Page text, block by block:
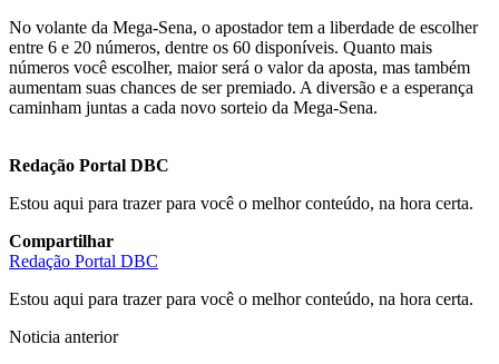
No volante da Mega-Sena, o apostador tem a liberdade de escolher
entre 6 e 20 números, dentre os 60 disponíveis. Quanto mais
números você escolher, maior será o valor da aposta, mas também
aumentam suas chances de ser premiado. A diversão e a esperança
caminham juntas a cada novo sorteio da Mega-Sena.
Redação Portal DBC
Estou aqui para trazer para você o melhor conteúdo, na hora certa.
Compartilhar
Redação Portal DBC
Estou aqui para trazer para você o melhor conteúdo, na hora certa.
Noticia anterior